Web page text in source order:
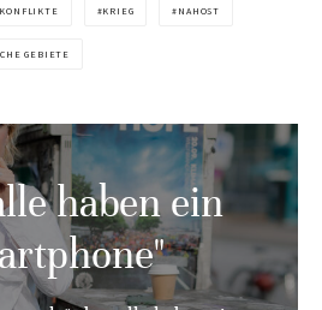
KONFLIKTE KRIEG NAHOST
GEBIETE
haben ein